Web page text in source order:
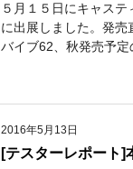
５月１５日にキャス
に出展しました。発
バイブ62、秋発売予定
2016年5月13日
[テスターレポート]